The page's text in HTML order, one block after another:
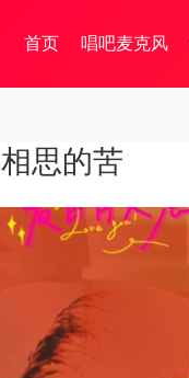
首页 唱吧麦克风
相思的苦